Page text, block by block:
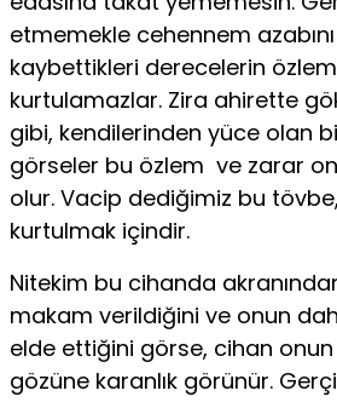
etmemekle cehennem
kaybettikleri derecelerin
kurtulamazlar. Zira ahirette
gibi, kendilerinden yüce olan
görseler bu özlem ve zarar
olur. Vacip dediğimiz bu
kurtulmak içindir.
Nitekim bu cihanda
makam verildiğini ve onun
elde ettiğini görse, cihan
gözüne karanlık görünür.